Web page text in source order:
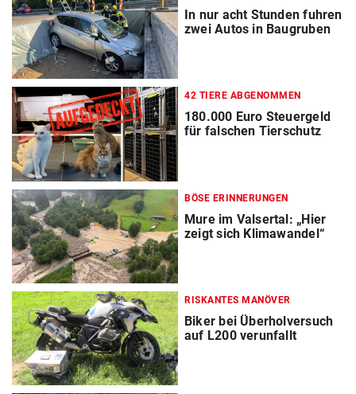
In nur acht Stunden fuhren
zwei Autos in Baugruben
42 TIERE ABGENOMMEN
180.000 Euro Steuergeld
für falschen Tierschutz
BÖSE ERINNERUNGEN
Mure im Valsertal: „Hier
zeigt sich Klimawandel“
RISKANTES MANÖVER
Biker bei Überholversuch
auf L200 verunfallt